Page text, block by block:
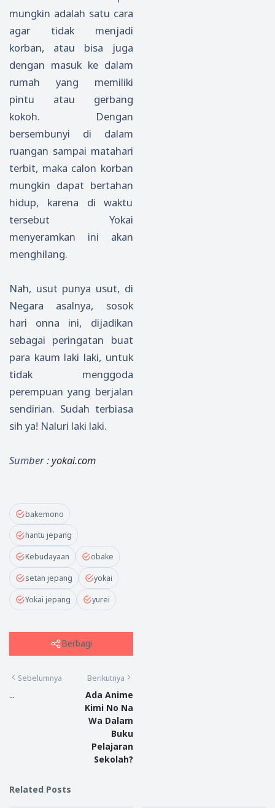
mungkin adalah satu cara
agar tidak menjadi
korban, atau bisa juga
dengan masuk ke dalam
rumah yang memiliki
pintu atau gerbang
kokoh. Dengan
bersembunyi di dalam
ruangan sampai matahari
terbit, maka calon korban
mungkin dapat bertahan
hidup, karena di waktu
tersebut Yokai
menyeramkan ini akan
menghilang.
Nah, usut punya usut, di
Negara asalnya, sosok
hari onna ini, dijadikan
sebagai peringatan buat
para kaum laki laki, untuk
tidak menggoda
perempuan yang berjalan
sendirian. Sudah terbiasa
sih ya! Naluri laki laki.
Sumber :yokai.com
bakemono
hantu jepang
Kebudayaan obake
setan jepang yokai
Yokai jepang yurei
Berbagi
Sebelumnya
...
Berikutnya
Ada Anime
Kimi No Na
Wa Dalam
Buku
Pelajaran
Sekolah?
Related Posts